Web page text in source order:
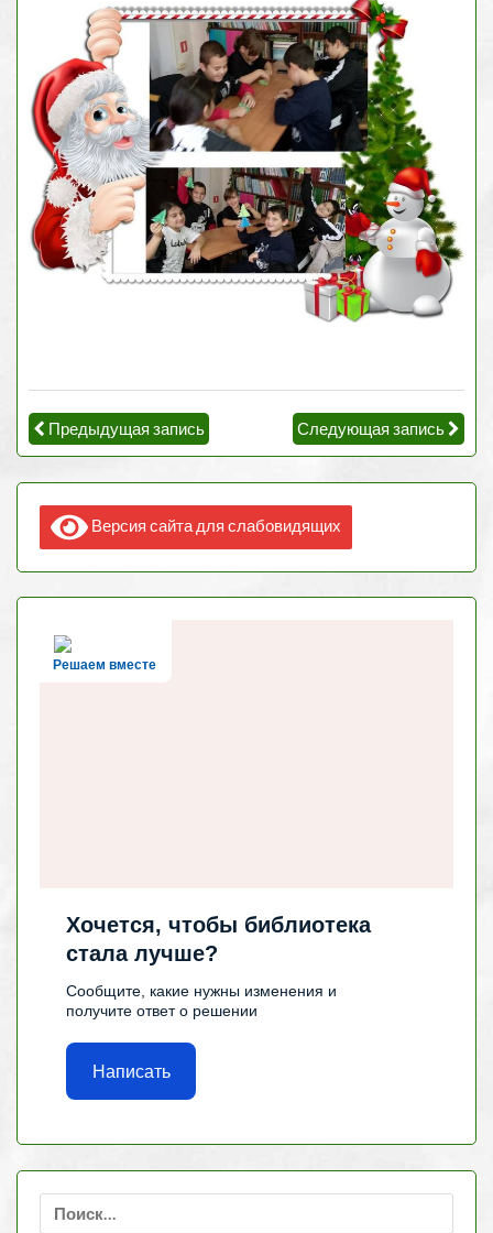
Предыдущая запись Следующая запись
Версия сайта для слабовидящих
Решаем вместе
Хочется, чтобы библиотека
стала лучше?
Сообщите, какие нужны изменения и
получите ответ о решении
Написать